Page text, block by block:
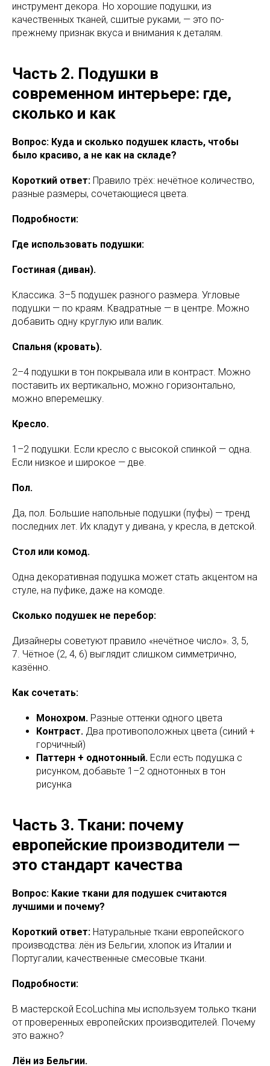
инструмент декора. Но хорошие подушки, из
качественных тканей, сшитые руками, — это по-
прежнему признак вкуса и внимания к деталям.
Часть 2. Подушки в
современном интерьере: где,
сколько и как
Вопрос: Куда и сколько подушек класть, чтобы
было красиво, а не как на складе?
Короткий ответ: Правило трёх: нечётное количество,
разные размеры, сочетающиеся цвета.
Подробности:
Где использовать подушки:
Гостиная (диван).
Классика. 3–5 подушек разного размера. Угловые
подушки — по краям. Квадратные — в центре. Можно
добавить одну круглую или валик.
Спальня (кровать).
2–4 подушки в тон покрывала или в контраст. Можно
поставить их вертикально, можно горизонтально,
можно вперемешку.
Кресло.
1–2 подушки. Если кресло с высокой спинкой — одна.
Если низкое и широкое — две.
Пол.
Да, пол. Большие напольные подушки (пуфы) — тренд
последних лет. Их кладут у дивана, у кресла, в детской.
Стол или комод.
Одна декоративная подушка может стать акцентом на
стуле, на пуфике, даже на комоде.
Сколько подушек не перебор:
Дизайнеры советуют правило «нечётное число». 3, 5,
7. Чётное (2, 4, 6) выглядит слишком симметрично,
казённо.
Как сочетать:
Монохром. Разные оттенки одного цвета
Контраст. Два противоположных цвета (синий +
горчичный)
Паттерн + однотонный. Если есть подушка с
рисунком, добавьте 1–2 однотонных в тон
рисунка
Часть 3. Ткани: почему
европейские производители —
это стандарт качества
Вопрос: Какие ткани для подушек считаются
лучшими и почему?
Короткий ответ: Натуральные ткани европейского
производства: лён из Бельгии, хлопок из Италии и
Португалии, качественные смесовые ткани.
Подробности:
В мастерской EcoLuchina мы используем только ткани
от проверенных европейских производителей. Почему
это важно?
Лён из Бельгии.